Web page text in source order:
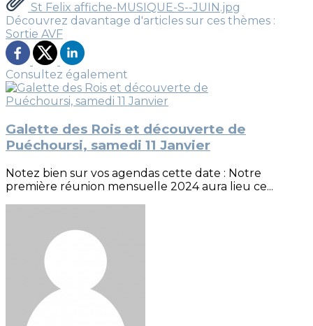
St Felix affiche-MUSIQUE-S--JUIN.jpg
Découvrez davantage d'articles sur ces thèmes :
Sortie AVF
Consultez également
Galette des Rois et découverte de
Puéchoursi, samedi 11 Janvier
Notez bien sur vos agendas cette date : Notre
première réunion mensuelle 2024 aura lieu ce...